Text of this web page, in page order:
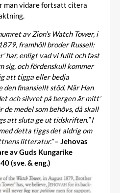
man vidare fortsatt citera
av Zion’s Watch Tower, i
framhöll broder Russell:
har, enligt vad vi fullt och fast
sig, och fördenskull kommer
att tigga eller bedja
den finansiellt stöd. När Han
och silvret på bergen är mitt’
medel som behövs, då skall
att sluta ge ut tidskriften.” I
detta tiggs det aldrig om
litteratur.”– Jehovas
av Guds Kungarike
(sve. & eng.)